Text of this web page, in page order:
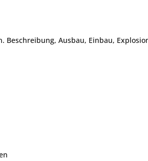
Beschreibung, Ausbau, Einbau,